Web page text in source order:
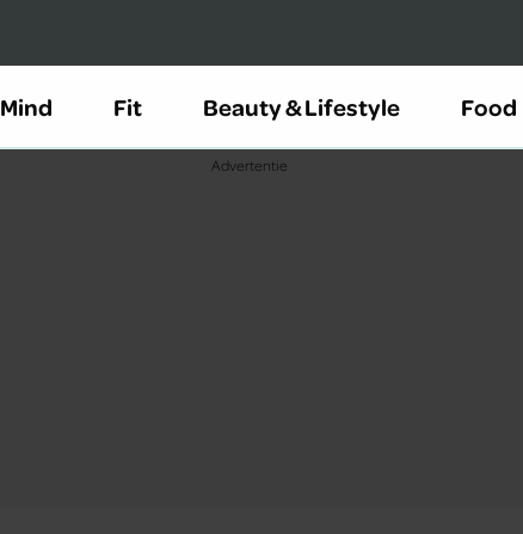
Mind Fit Beauty & Lifestyle Food